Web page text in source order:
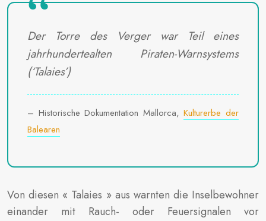
Der Torre des Verger war Teil eines
jahrhundertealten Piraten-Warnsystems
(‘Talaies’)
– Historische Dokumentation Mallorca,Kulturerbe der
Balearen
Von diesen « Talaies » aus warnten die Inselbewohner
einander mit Rauch- oder Feuersignalen vor